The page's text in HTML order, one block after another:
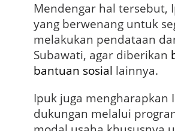
Mendengar hal tersebut,
yang berwenang untuk
melakukan pendataan
Subawati, agar diberikan
bantuan sosial lainnya.
Ipuk juga mengharapkan
dukungan melalui